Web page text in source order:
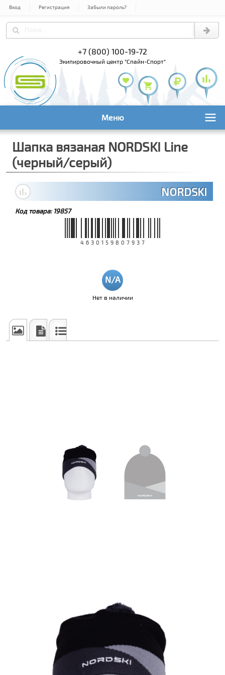
Вход Регистрация Забыли пароль?
+7 (800) 100-19-72
экипировочный центр "Спайн-Спорт"
Меню
Шапка вязаная NORDSKI Line
(черный/серый)
NORDSKI
Код товара: 19857
4630159807937
Нет в наличии